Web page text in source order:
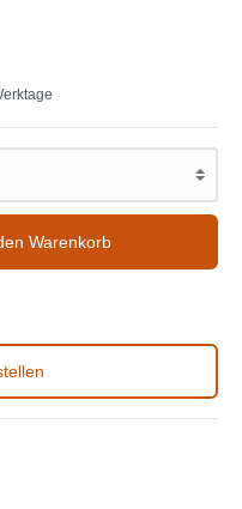
Warenkorb